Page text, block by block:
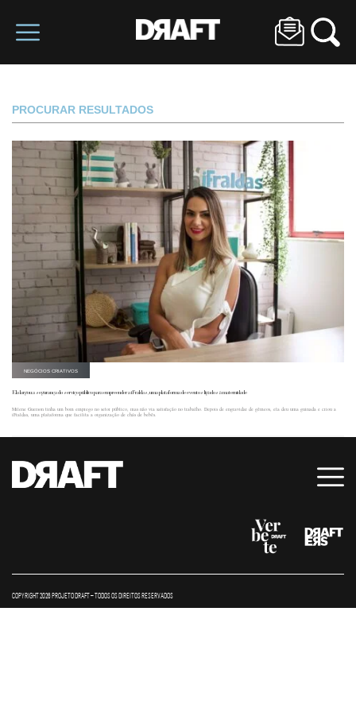
PROCURAR RESULTADOS
NEGÓCIOS CRIATIVOS
Ela largou a segurança do serviço público para empreender a iFraldas, uma plataforma de eventos ligados à maternidade
Milene Guerson tinha um bom emprego no setor público, mas não via satisfação no trabalho. Depois de engravidar de gêmeos, ela deu uma guinada e criou a
iFraldas, uma plataforma que facilita a organização de chás de bebês.
COPYRIGHT 2026 PROJETO DRAFT – TODOS OS DIREITOS RESERVADOS